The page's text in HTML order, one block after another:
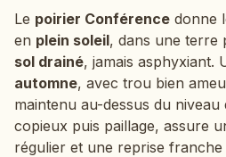
Le poirier Conférence donne
en plein soleil, dans une terre
sol drainé, jamais asphyxiant.
automne, avec trou bien
maintenu au-dessus du
copieux puis paillage, assure
régulier et une reprise franche